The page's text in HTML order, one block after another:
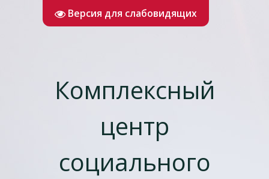
Версия для слабовидящих
Комплексный
центр
социального